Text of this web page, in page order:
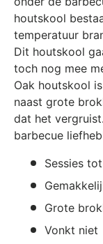
houtskool
temperatuur
Dit houtskool
toch nog mee
Oak houtskool
naast grote
dat het
barbecue
Sessies
Grote
Vonkt niet